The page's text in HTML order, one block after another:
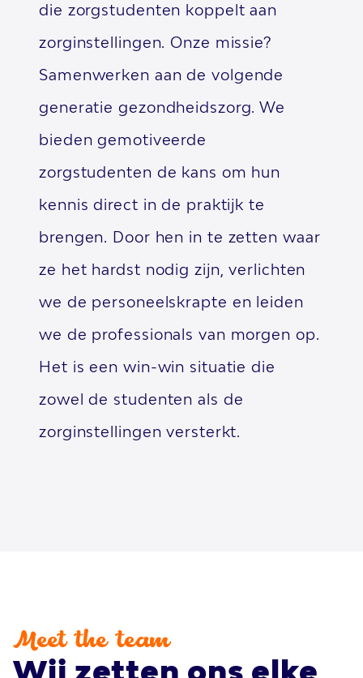
die zorgstudenten koppelt aan
zorginstellingen. Onze missie?
Samenwerken aan de volgende
generatie gezondheidszorg. We
bieden gemotiveerde
zorgstudenten de kans om hun
kennis direct in de praktijk te
brengen. Door hen in te zetten waar
ze het hardst nodig zijn, verlichten
we de personeelskrapte en leiden
we de professionals van morgen op.
Het is een win-win situatie die
zowel de studenten als de
zorginstellingen versterkt.
Meet the team